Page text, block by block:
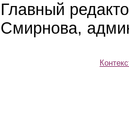
Главный
Смирнова,